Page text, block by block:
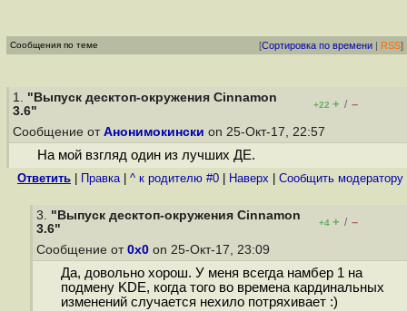
Сообщения по теме [Сортировка по времени | RSS]
1. "Выпуск десктоп-окружения Cinnamon
3.6"
+22 + / –
Сообщение от Анонимокински on 25-Окт-17, 22:57
На мой взгляд один из лучших ДЕ.
Ответить Правка| ^ к родителю #0 Наверх Cообщить модератору
3. "Выпуск десктоп-окружения Cinnamon
3.6"
+4 + / –
Сообщение от 0x0 on 25-Окт-17, 23:09
Да, довольно хорош. У меня всегда намбер 1 на
подмену KDE, когда того во времена кардинальных
изменений случается нехило потряхивает :)